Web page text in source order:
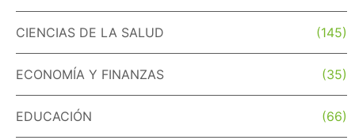
CIENCIAS DE LA SALUD (145)
ECONOMÍA Y FINANZAS (35)
EDUCACIÓN (66)